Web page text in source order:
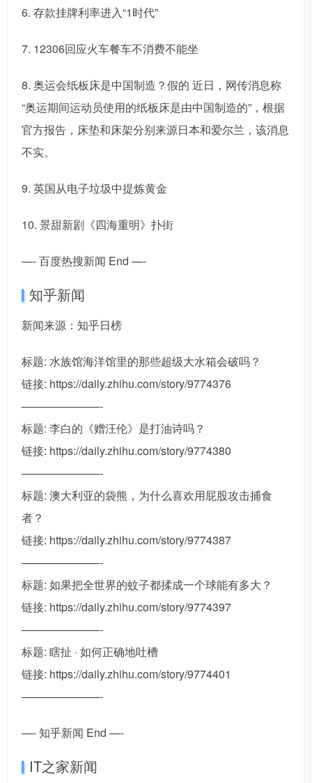
6. 存款挂牌利率进入“1时代”
7. 12306回应火车餐车不消费不能坐
8. 奥运会纸板床是中国制造？假的 近日，网传消息称
“奥运期间运动员使用的纸板床是由中国制造的”，根据
官方报告，床垫和床架分别来源日本和爱尔兰，该消息
不实。
9. 英国从电子垃圾中提炼黄金
10. 景甜新剧《四海重明》扑街
—- 百度热搜新闻 End —-
知乎新闻
新闻来源：知乎日榜
标题: 水族馆海洋馆里的那些超级大水箱会破吗？
链接: https://daily.zhihu.com/story/9774376
———————-
标题: 李白的《赠汪伦》是打油诗吗？
链接: https://daily.zhihu.com/story/9774380
———————-
标题: 澳大利亚的袋熊，为什么喜欢用屁股攻击捕食
者？
链接: https://daily.zhihu.com/story/9774387
———————-
标题: 如果把全世界的蚊子都揉成一个球能有多大？
链接: https://daily.zhihu.com/story/9774397
———————-
标题: 瞎扯 · 如何正确地吐槽
链接: https://daily.zhihu.com/story/9774401
———————-
—- 知乎新闻 End —-
IT之家新闻